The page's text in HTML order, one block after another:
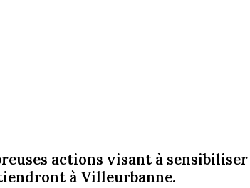
actions visant à sensibiliser
à Villeurbanne.